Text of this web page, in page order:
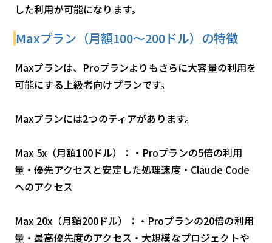
した利用が可能になります。
Maxプラン（月額100〜200ドル）の特徴
Maxプランは、Proプランよりもさらに大容量の利用を
可能にする上級者向けプランです。
Maxプランには2つのティアがあります。
Max 5x（月額100ドル）：・Proプランの5倍の利用
量・優先アクセスと安定した処理速度・Claude Code
へのアクセス
Max 20x（月額200ドル）：・Proプランの20倍の利用
量・最高優先度のアクセス・大規模なプロジェクトや